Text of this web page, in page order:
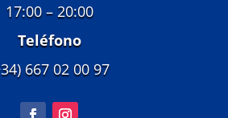
17:00 – 20:00
Teléfono
667 02 00 97